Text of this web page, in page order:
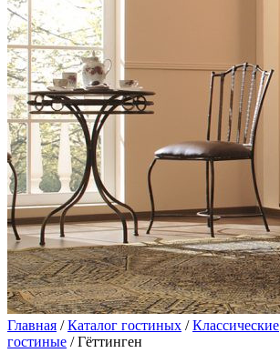
Главная /Каталог гостиных /Классические
гостиные / Гёттинген